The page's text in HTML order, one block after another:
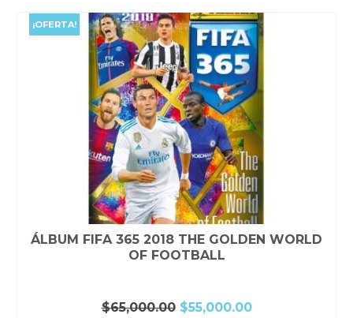
$50,000.00.$44,000.00.
¡OFERTA!
ÁLBUM FIFA 365 2018 THE GOLDEN WORLD
OF FOOTBALL
$65,000.00 El
$55,000.00El